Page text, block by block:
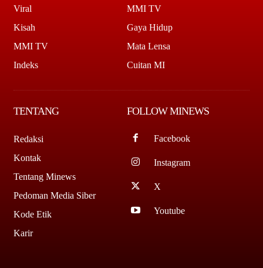
Viral
Kisah
MMI TV
Indeks
MMI TV
Gaya Hidup
Mata Lensa
Cuitan MI
TENTANG
Redaksi
Kontak
Tentang Minews
Pedoman Media Siber
Kode Etik
Karir
FOLLOW MINEWS
Facebook
Instagram
X
Youtube